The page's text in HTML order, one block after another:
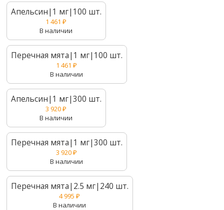
Апельсин|1 мг|100 шт.
1 461₽
В наличии
Перечная мята|1 мг|100 шт.
1 461₽
В наличии
Апельсин|1 мг|300 шт.
3 920₽
В наличии
Перечная мята|1 мг|300 шт.
3 920₽
В наличии
Перечная мята|2.5 мг|240 шт.
4 995₽
В наличии